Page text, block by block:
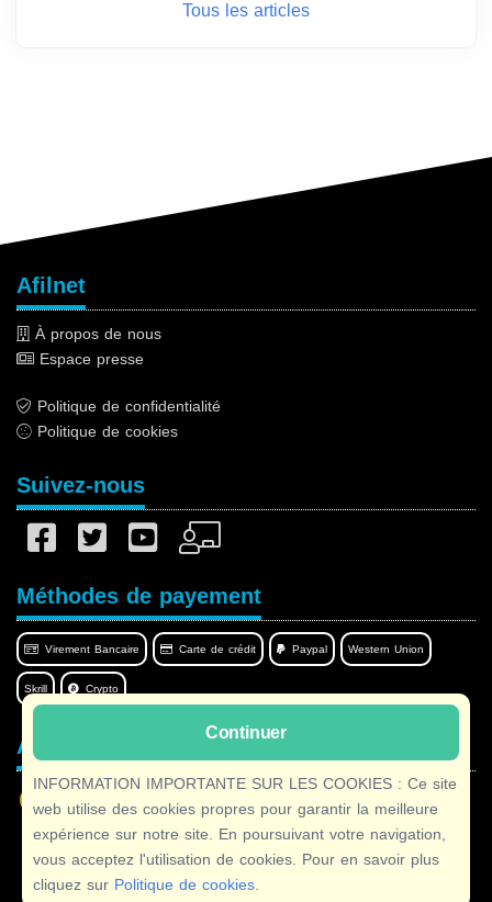
Tous les articles
Continuer
INFORMATION IMPORTANTE SUR LES COOKIES : Ce site
web utilise des cookies propres pour garantir la meilleure
expérience sur notre site. En poursuivant votre navigation,
vous acceptez l'utilisation de cookies. Pour en savoir plus
cliquez sur Politique de cookies
Afilnet
À propos de nous
Espace presse
Politique de confidentialité
Politique de cookies
Suivez-nous
Méthodes de payement
Virement Bancaire Carte de crédit Paypal Western Union
Skrill Crypto
Afilnet dans votre langue
Copyright © 2026 Afilnet· Tous droits réservés